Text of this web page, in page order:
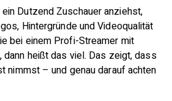
Dutzend Zuschauer anziehst,
Hintergründe und Videoqualität
bei einem Profi-Streamer mit
dann heißt das viel. Das zeigt, dass
nimmst – und genau darauf achten